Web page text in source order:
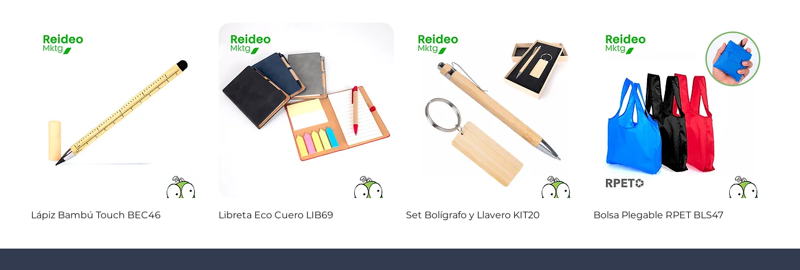
Vista rápida
Lápiz Bambú Touch BEC46 Vista rápida
Libreta Eco Cuero LIB69 Vista rápida
Set Bolígrafo y Llavero KIT20 Vista rápida
Bolsa Plegable RPET BLS47